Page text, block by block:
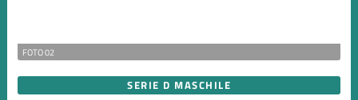
FOTO 02
SERIE D MASCHILE